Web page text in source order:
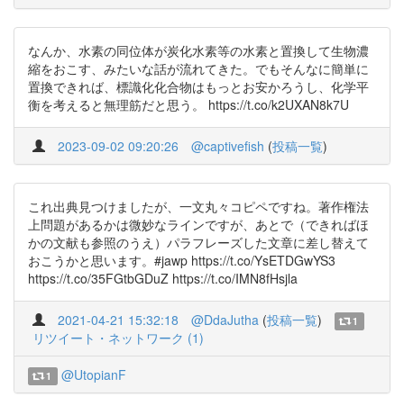
なんか、水素の同位体が炭化水素等の水素と置換して生物濃
縮をおこす、みたいな話が流れてきた。でもそんなに簡単に
置換できれば、標識化化合物はもっとお安かろうし、化学平
衡を考えると無理筋だと思う。 https://t.co/k2UXAN8k7U
2023-09-02 09:20:26 @captivefish (投稿一覧)
これ出典見つけましたが、一文丸々コピペですね。著作権法
上問題があるかは微妙なラインですが、あとで（できればほ
かの文献も参照のうえ）パラフレーズした文章に差し替えて
おこうかと思います。#jawp https://t.co/YsETDGwYS3
https://t.co/35FGtbGDuZ https://t.co/IMN8fHsjla
2021-04-21 15:32:18 @DdaJutha (投稿一覧) 1
リツイート・ネットワーク (1)
1 @UtopianF